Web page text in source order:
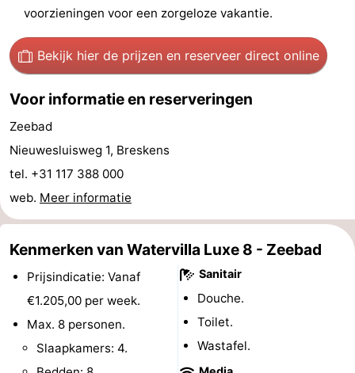
Praktisch
Forum
Route
Parkeren
Reisboekenwinkel
Medische
adressen
Regio
Zeeland
Walcheren
voorzieningen voor een zorgeloze vakantie.
Bekijk hier de prijzen en reserveer direct online
Voor informatie en reserveringen
Zeebad
Nieuwesluisweg 1, Breskens
tel. +31 117 388 000
web. Meer informatie
Kenmerken van Watervilla Luxe 8 - Zeebad
Prijsindicatie: Vanaf
€1.205,00 per week.
Max. 8 personen.
Slaapkamers: 4.
Sanitair
Douche.
Toilet.
Wastafel.